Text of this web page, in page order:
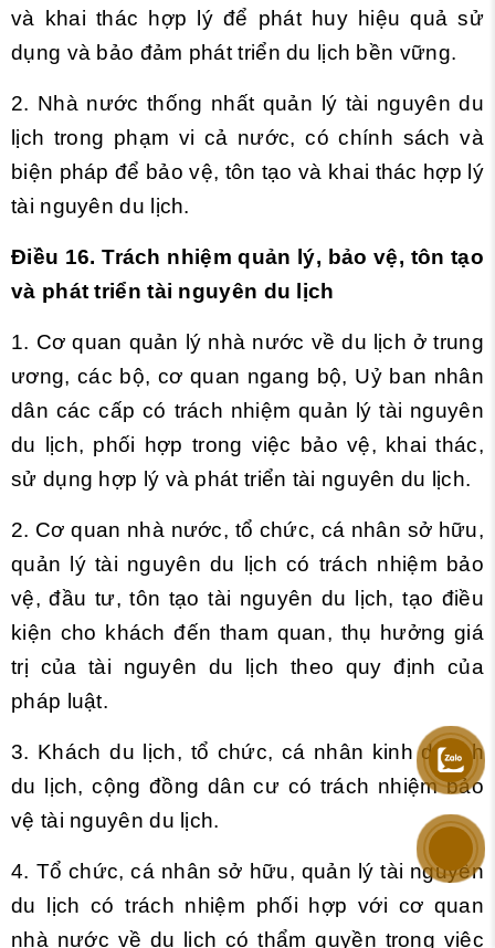
và khai thác hợp lý để phát huy hiệu quả sử
dụng và bảo đảm phát triển du lịch bền vững.
2. Nhà nước thống nhất quản lý tài nguyên du
lịch trong phạm vi cả nước, có chính sách và
biện pháp để bảo vệ, tôn tạo và khai thác hợp lý
tài nguyên du lịch.
Điều 16. Trách nhiệm quản lý, bảo vệ, tôn tạo
và phát triển tài nguyên du lịch
1. Cơ quan quản lý nhà nước về du lịch ở trung
ương, các bộ, cơ quan ngang bộ, Uỷ ban nhân
dân các cấp có trách nhiệm quản lý tài nguyên
du lịch, phối hợp trong việc bảo vệ, khai thác,
sử dụng hợp lý và phát triển tài nguyên du lịch.
2. Cơ quan nhà nước, tổ chức, cá nhân sở hữu,
quản lý tài nguyên du lịch có trách nhiệm bảo
vệ, đầu tư, tôn tạo tài nguyên du lịch, tạo điều
kiện cho khách đến tham quan, thụ hưởng giá
trị của tài nguyên du lịch theo quy định của
pháp luật.
3. Khách du lịch, tổ chức, cá nhân kinh doanh
du lịch, cộng đồng dân cư có trách nhiệm bảo
vệ tài nguyên du lịch.
4. Tổ chức, cá nhân sở hữu, quản lý tài nguyên
du lịch có trách nhiệm phối hợp với cơ quan
nhà nước về du lịch có thẩm quyền trong việc